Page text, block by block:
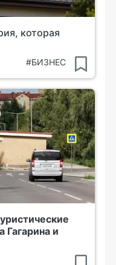
которая
#БИЗНЕС
Гагарина и